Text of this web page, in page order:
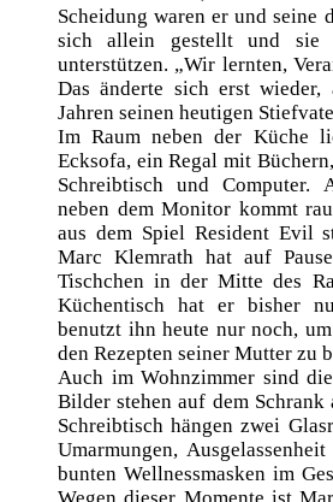
Scheidung waren er und seine
sich allein gestellt und sie
unterstützen. „Wir lernten,
Das änderte sich erst
Jahren seinen heutigen
Im Raum neben der Küche
Ecksofa, ein Regal mit
Schreibtisch und Computer.
neben dem Monitor kommt
aus dem Spiel Resident Evil
Marc Klemrath hat auf
Tischchen in der Mitte des
Küchentisch hat er bisher
benutzt ihn heute nur noch,
den Rezepten seiner Mutter zu
Auch im Wohnzimmer sind
Bilder stehen auf dem Schrank
Schreibtisch hängen zwei
Umarmungen,
bunten Wellnessmasken im